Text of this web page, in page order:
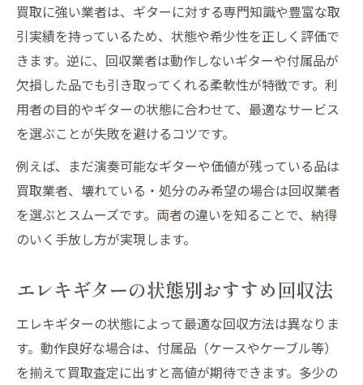
買取に強い業者は、ギターに対する専門知識や豊富な取
引実績を持っているため、状態や希少性を正しく評価で
きます。逆に、回収業者は動作しないギターや付属品が
欠損した品でも引き取ってくれる柔軟性が特徴です。利
用者の目的やギターの状態に合わせて、最適なサービス
を選ぶことが失敗を避けるコツです。
例えば、まだ演奏可能なギターや価値が残っている品は
買取業者、壊れている・処分のみ希望の場合は回収業者
を選ぶとスムーズです。両者の違いを知ることで、納得
のいく手放し方が実現します。
エレキギターの状態別おすすめ回収法
エレキギターの状態によって最適な回収方法は異なりま
す。動作良好な場合は、付属品（ケースやケーブル等）
を揃えて買取査定に出すと高値が期待できます。多少の